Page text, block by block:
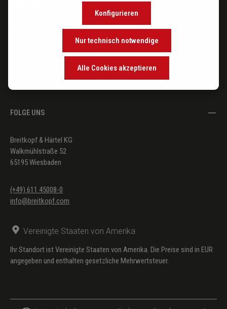
FOLGE UNS
Breitkopf & Härtel KG
Walkmühlstraße 52
65195 Wiesbaden
(+49) 611 45008-0
info@breitkopf.com
Vereinigte Staaten von Amerika
Ihr Standort ist Vereinigte Staaten von Amerika. Die Preise sind in EUR
angegeben und enthalten gesetzliche Mehrwertsteuer.
Nur technisch notwendige
Konfigurieren
Alle Cookies akzeptieren